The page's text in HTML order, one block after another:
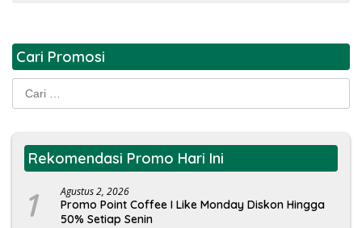
Cari Promosi
Cari
untuk:
Rekomendasi Promo Hari Ini
1 Agustus 2, 2026
Promo Point Coffee I Like Monday Diskon Hingga
50% Setiap Senin